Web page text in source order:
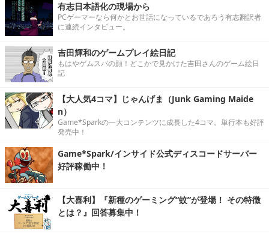
有志日本語化の現場から
PCゲーマーなら何かとお世話になっているであろう有志翻訳者
に連続インタビュー。
吉田輝和のゲームプレイ絵日記
もはやゲムスパの顔！どこかで見かけた吉田さんのゲーム絵日
記
【大人気4コマ】じゃんげま（Junk Gaming Maide
n）
Game*Sparkの一大コンテンツに成長した4コマ。単行本も好評
発売中！
Game*Spark/インサイド公式ディスコードサーバー
好評稼働中！
【大喜利】『新種のゲーミング“蚊”が登場！ その特徴
とは？』回答募集中！